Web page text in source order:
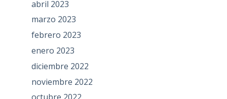
abril 2023
marzo 2023
febrero 2023
enero 2023
diciembre 2022
noviembre 2022